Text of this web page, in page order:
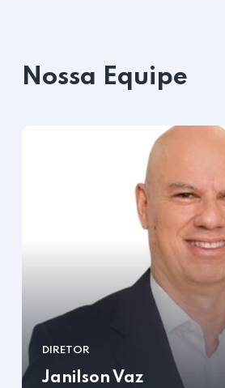
Nossa Equipe
DIRETOR
Janilson Vaz